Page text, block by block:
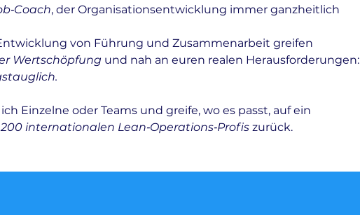
, der Organisationsentwicklung immer ganzheitlich
von Führung und Zusammenarbeit greifen
Wertschöpfung und nah an euren realen Herausforderungen:
Einzelne oder Teams und greife, wo es passt, auf ein
internationalen Lean‑Operations‑Profis zurück.